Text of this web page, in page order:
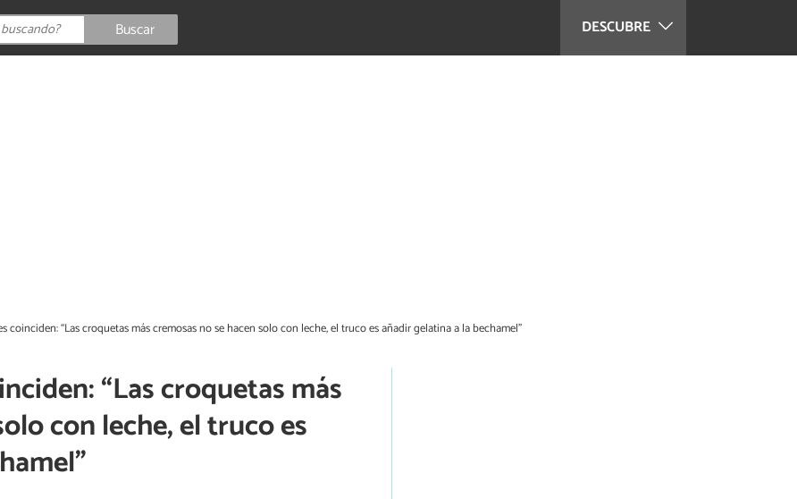
DESCUBRE
Buscar
coinciden: “Las croquetas más cremosas no se hacen solo con leche, el truco es añadir gelatina a la bechamel”
“Las croquetas más
con leche, el truco es